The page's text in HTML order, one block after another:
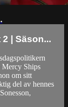
| Säson...
Mercy Ships
om sitt
del av hennes